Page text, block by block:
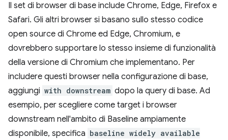
Il set di browser di base include Chrome, Edge, Firefox e
Safari. Gli altri browser si basano sullo stesso codice
open source di Chrome ed Edge, Chromium, e
dovrebbero supportare lo stesso insieme di funzionalità
della versione di Chromium che implementano. Per
includere questi browser nella configurazione di base,
aggiungi with downstream dopo la query di base. Ad
esempio, per scegliere come target i browser
downstream nell'ambito di Baseline ampiamente
disponibile, specifica baseline widely available